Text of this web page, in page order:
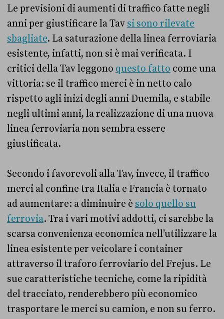
Le previsioni di aumenti di traffico fatte negli
anni per giustificare la Tav si sono rilevate
sbagliate. La saturazione della linea ferroviaria
esistente, infatti, non si è mai verificata. I
critici della Tav leggono questo fatto come una
vittoria: se il traffico merci è in netto calo
rispetto agli inizi degli anni Duemila, e stabile
negli ultimi anni, la realizzazione di una nuova
linea ferroviaria non sembra essere
giustificata.
Secondo i favorevoli alla Tav, invece, il traffico
merci al confine tra Italia e Francia è tornato
ad aumentare: a diminuire è solo quello su
ferrovia. Tra i vari motivi addotti, ci sarebbe la
scarsa convenienza economica nell’utilizzare la
linea esistente per veicolare i container
attraverso il traforo ferroviario del Frejus. Le
sue caratteristiche tecniche, come la ripidità
del tracciato, renderebbero più economico
trasportare le merci su camion, e non su ferro.